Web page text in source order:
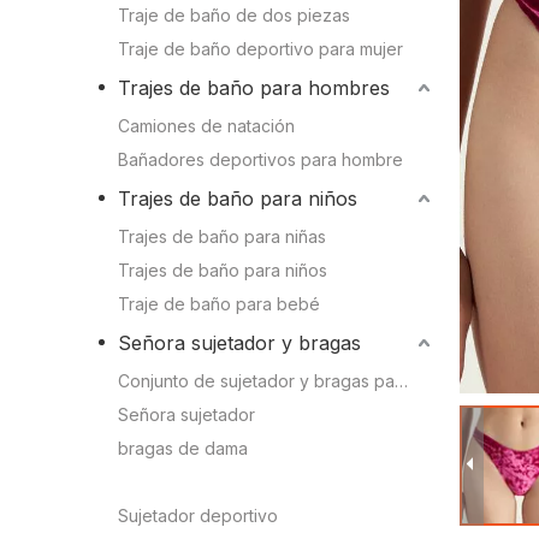
Camiones de natación
Bañadores deportivos para hombre
Trajes de baño para niños
Trajes de baño para niñas
Trajes de baño para niños
Señora sujetador y bragas
Sujetador deportivo
Conjunto de sujetador y bragas para mujer
Traje de baño de dos piezas
Traje de baño deportivo para mujer
Trajes de baño para hombres
Camiones de natación
Bañadores deportivos para hombre
Trajes de baño para niños
Trajes de baño para niñas
Trajes de baño para niños
Traje de baño para bebé
Señora sujetador y bragas
Conjunto de sujetador y bragas para mujer
Señora sujetador
bragas de dama
Sujetador deportivo